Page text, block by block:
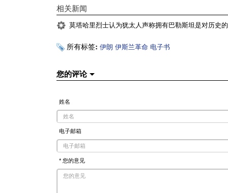
相关新闻
莫塔哈里烈士认为犹太人声称拥有巴勒斯坦是对历史
所有标签: 伊朗 伊斯兰革命 电子书
您的评论
姓名
电子邮箱
* 您的意见